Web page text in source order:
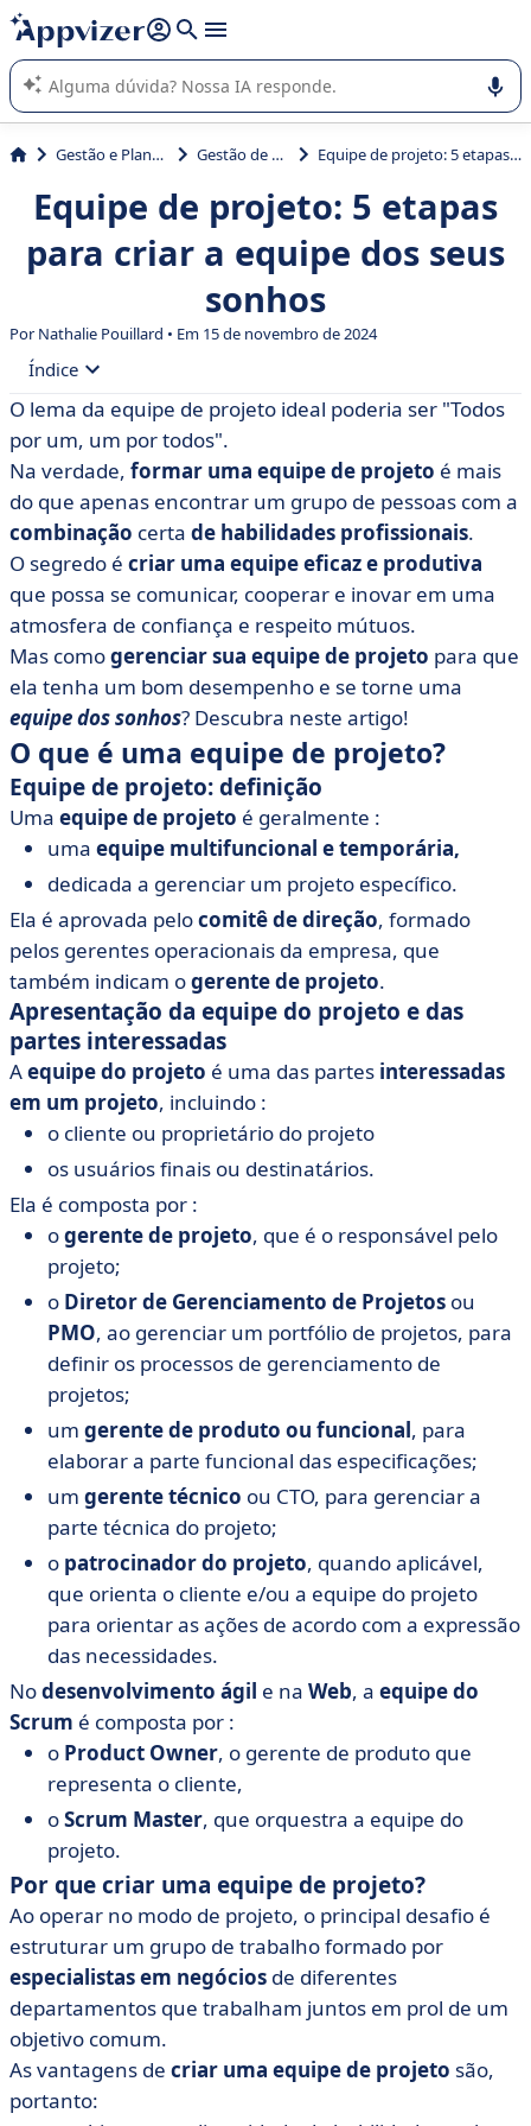
de nossa IA (várias linhas com
A IA do Appvizer o orienta no uso ou na seleção de software
SaaS para sua empresa.
Gestão e Planejamento Gestão de projetos Equipe de projeto: 5 etapas para criar a equipe dos seus sonhos
Equipe de projeto: 5 etapas
para criar a equipe dos seus
sonhos
Por Nathalie Pouillard • Em 15 de novembro de 2024
Índice
• O que é uma equipe de projeto?
• Como é formada uma equipe de projeto?
• As 5 fases do desenvolvimento de uma equipe de
projeto
• 6 dicas para liderar uma equipe de projeto eficaz
O lema da equipe de projeto ideal poderia ser "Todos
por um, um por todos".
Na verdade, formar uma equipe de projeto é mais
do que apenas encontrar um grupo de pessoas com a
combinação certa de habilidades profissionais.
O segredo é criar uma equipeeficaz e produtiva
que possa se comunicar, cooperar e inovar em uma
atmosfera de confiança e respeito mútuos.
Mas comogerenciar sua equipe de projeto para que
ela tenha um bom desempenho e se torne uma
equipe dos sonhos? Descubra neste artigo!
O que é uma equipe de projeto?
Equipe de projeto: definição
Uma equipe de projeto é geralmente :
uma equipe multifuncional e temporária,
dedicada a gerenciar um projeto específico.
Ela é aprovada pelocomitê de direção, formado
pelos gerentes operacionais da empresa, que
também indicam ogerente de projeto.
Apresentação da equipe do projeto e das
partes interessadas
Aequipe do projeto é uma das partes interessadas
em um projeto, incluindo :
o cliente ou proprietário do projeto
os usuários finais ou destinatários.
Ela é composta por :
ogerente de projeto, que é o responsável pelo
projeto;
o Diretor de Gerenciamento de Projetos ou
PMO, ao gerenciar um portfólio de projetos, para
definir os processos de gerenciamento de
projetos;
um gerente de produto ou funcional, para
elaborar a parte funcional das especificações;
um gerente técnico ou CTO, para gerenciar a
parte técnica do projeto;
o patrocinador do projeto, quando aplicável,
que orienta o cliente e/ou a equipe do projeto
para orientar as ações de acordo com a expressão
das necessidades.
Nodesenvolvimento ágil e na Web, a equipe do
Scrum é composta por :
o Product Owner, o gerente de produto que
representa o cliente,
oScrum Master, que orquestra a equipe do
projeto.
Por que criar uma equipe de projeto?
Ao operar no modo de projeto, o principal desafio é
estruturar um grupo de trabalho formado por
especialistas em negócios de diferentes
departamentos que trabalham juntos em prol de um
objetivo comum.
As vantagens de criar uma equipe de projeto são,
portanto: